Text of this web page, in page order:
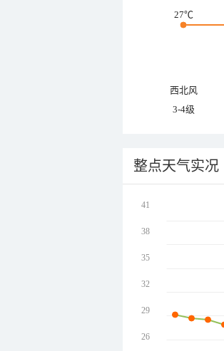
27℃
西北风
3-4级
整点天气实况
41
38
35
32
29
26